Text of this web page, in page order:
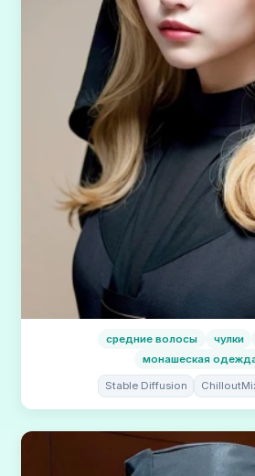
средние волосы чулки
монашеская
Stable Diffusion